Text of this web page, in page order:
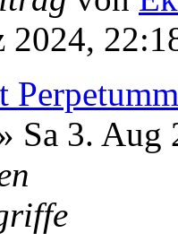
2024,
Sa 3. Aug